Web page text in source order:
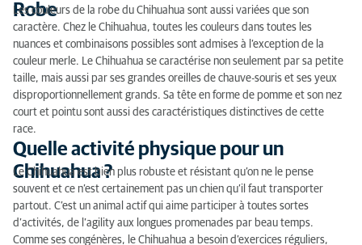
Robe
Les couleurs de la robe du Chihuahua sont aussi variées que son
caractère. Chez le Chihuahua, toutes les couleurs dans toutes les
nuances et combinaisons possibles sont admises à l’exception de la
couleur merle. Le Chihuahua se caractérise non seulement par sa petite
taille, mais aussi par ses grandes oreilles de chauve-souris et ses yeux
disproportionnellement grands. Sa tête en forme de pomme et son nez
court et pointu sont aussi des caractéristiques distinctives de cette
race.
Quelle activité physique pour un
Chihuahua ?
Le Chihuahua est bien plus robuste et résistant qu’on ne le pense
souvent et ce n’est certainement pas un chien qu’il faut transporter
partout. C’est un animal actif qui aime participer à toutes sortes
d’activités, de l’agility aux longues promenades par beau temps.
Comme ses congénères, le Chihuahua a besoin d’exercices réguliers,